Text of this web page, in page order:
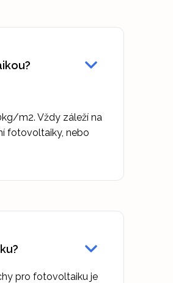
m2. Vždy záleží na
fotovoltaiky, nebo
pro fotovoltaiku je